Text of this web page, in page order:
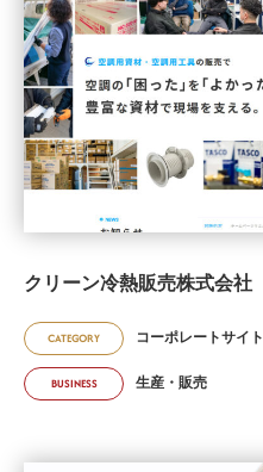
クリーン冷熱販売株式会社
CATEGORY コーポレートサイト
BUSINESS 生産・販売